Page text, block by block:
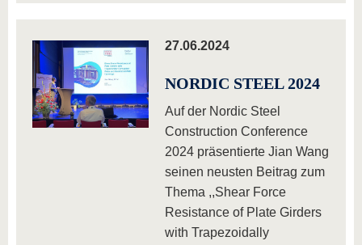
27.06.2024
NORDIC STEEL 2024
Auf der Nordic Steel
Construction Conference
2024 präsentierte Jian Wang
seinen neusten Beitrag zum
Thema ,,Shear Force
Resistance of Plate Girders
with Trapezoidally